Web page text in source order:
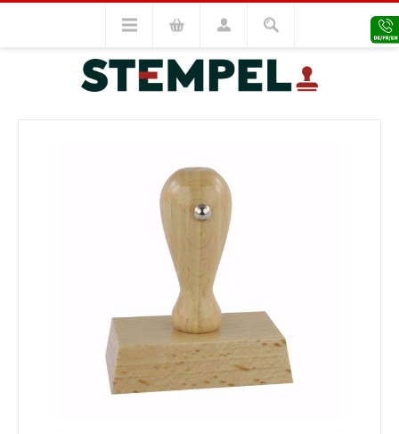
Holzstempel Holzstempel 50x140
VORHERIGES MODELL NÄCHSTES MODELL